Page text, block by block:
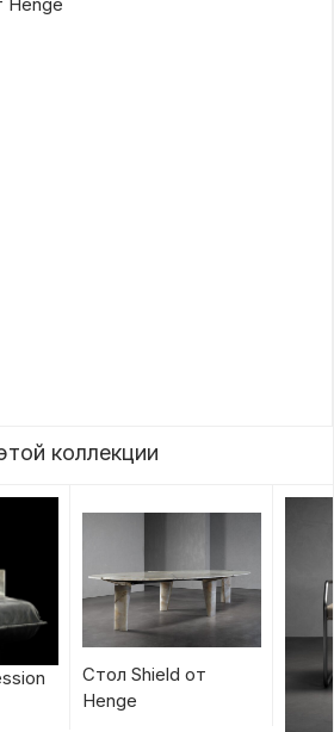
коллекции
Стол Shield от
Henge